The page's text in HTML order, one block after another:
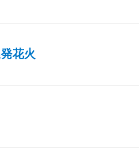
花火